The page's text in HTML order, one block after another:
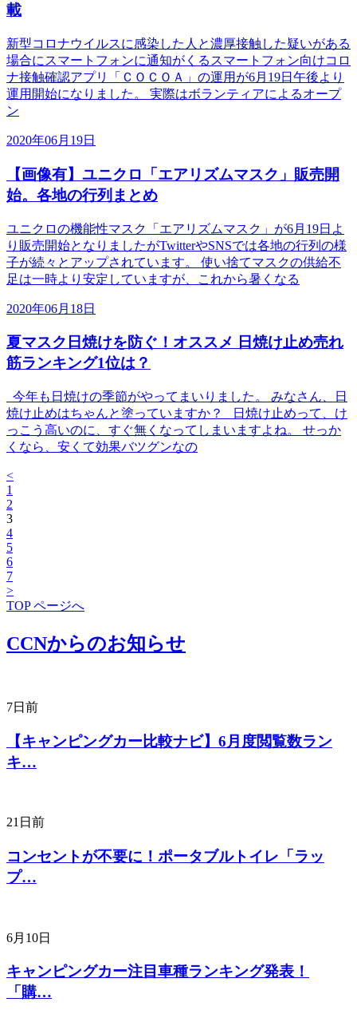
載
新型コロナウイルスに感染した人と濃厚接触した疑いがある
場合にスマートフォンに通知がくるスマートフォン向けコロ
ナ接触確認アプリ「ＣＯＣＯＡ」の運用が6月19日午後より
運用開始になりました。 実際はボランティアによるオープ
ン
2020年06月19日
【画像有】ユニクロ「エアリズムマスク」販売開
始。各地の行列まとめ
ユニクロの機能性マスク「エアリズムマスク」が6月19日よ
り販売開始となりましたがTwitterやSNSでは各地の行列の様
子が続々とアップされています。 使い捨てマスクの供給不
足は一時より安定していますが、これから暑くなる
2020年06月18日
夏マスク日焼けを防ぐ！オススメ 日焼け止め売れ
筋ランキング1位は？
今年も日焼けの季節がやってまいりました。 みなさん、日
焼け止めはちゃんと塗っていますか？ 日焼け止めって、け
っこう高いのに、すぐ無くなってしまいますよね。 せっか
くなら、安くて効果バツグンなの
<
1
2
3
4
5
6
7
>
TOP ページへ
CCNからのお知らせ
7日前
【キャンピングカー比較ナビ】6月度閲覧数ラン
キ…
21日前
コンセントが不要に！ポータブルトイレ「ラッ
プ…
6月10日
キャンピングカー注目車種ランキング発表！
「購…